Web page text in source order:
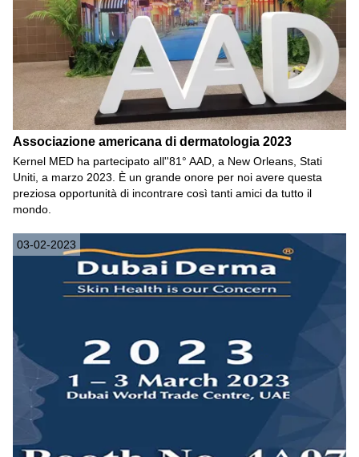
Associazione americana di dermatologia 2023
Kernel MED ha partecipato all''81° AAD, a New Orleans, Stati
Uniti, a marzo 2023. È un grande onore per noi avere questa
preziosa opportunità di incontrare così tanti amici da tutto il
mondo.
03-02-2023